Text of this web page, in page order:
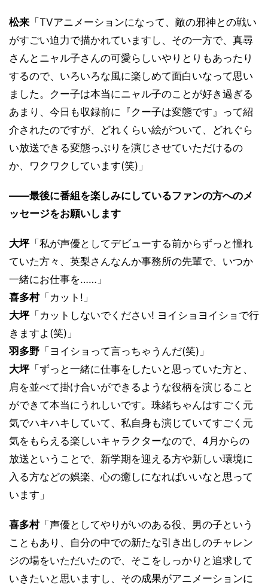
松来 「TVアニメーションになって、敵の邪神との戦い
がすごい迫力で描かれていますし、その一方で、真尋
さんとニャル子さんの可愛らしいやりとりもあったり
するので、いろいろな風に楽しめて面白いなって思い
ました。クー子は本当にニャル子のことが好き過ぎる
あまり、今日も収録前に『クー子は変態です』って紹
介されたのですが、どれくらい絵がついて、どれぐら
い放送できる変態っぷりを演じさせていただけるの
か、ワクワクしています(笑)」
――最後に番組を楽しみにしているファンの方へのメ
ッセージをお願いします
大坪「私が声優としてデビューする前からずっと憧れ
ていた方々、英梨さんなんか事務所の先輩で、いつか
一緒にお仕事を……」
喜多村「カット!」
大坪「カットしないでください! ヨイショヨイショで行
きますよ(笑)」
羽多野 「ヨイショって言っちゃうんだ(笑)」
大坪「ずっと一緒に仕事をしたいと思っていた方と、
肩を並べて掛け合いができるような役柄を演じること
ができて本当にうれしいです。珠緒ちゃんはすごく元
気でハキハキしていて、私自身も演じていてすごく元
気をもらえる楽しいキャラクターなので、4月からの
放送ということで、新学期を迎える方や新しい環境に
入る方などの娯楽、心の癒しになればいいなと思って
います」
喜多村「声優としてやりがいのある役、男の子という
こともあり、自分の中での新たな引き出しのチャレン
ジの場をいただいたので、そこをしっかりと追求して
いきたいと思いますし、その成果がアニメーションに